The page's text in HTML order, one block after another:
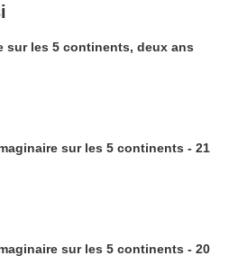
sur les 5 continents, deux ans
sur les 5 continents - 21
sur les 5 continents - 20